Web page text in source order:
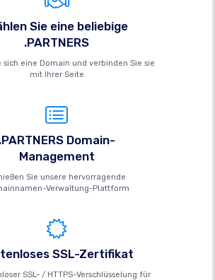
Sie eine beliebige
.PARTNERS
sich eine Domain und verbinden Sie sie
mit Ihrer Seite
.PARTNERS Domain-
Management
Sie unsere hervorragende
Verwaltung-Plattform
SSL-Zertifikat
SSL- / HTTPS-Verschlüsselung für